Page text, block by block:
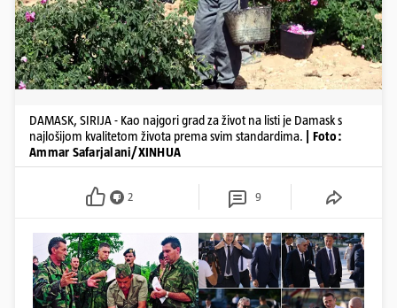
DAMASK, SIRIJA - Kao najgori grad za život na listi je Damask s
najlošijom kvalitetom života prema svim standardima.
| Foto:
Ammar Safarjalani/XINHUA
2 9